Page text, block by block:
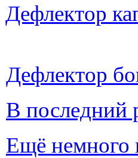
Дефлектор
Дефлектор
В последний
Ещё немного